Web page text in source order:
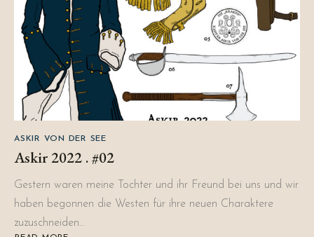
ASKIR VON DER SEE
Askir 2022 . #02
Gestern waren meine Tochter und ihr Freund bei uns und wir
haben begonnen die Westen für ihre neuen Charaktere
zuzuschneiden…